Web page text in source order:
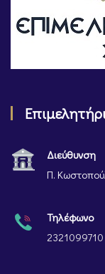
Διεύθυνση
Π.
Τηλέφωνο
2321099710